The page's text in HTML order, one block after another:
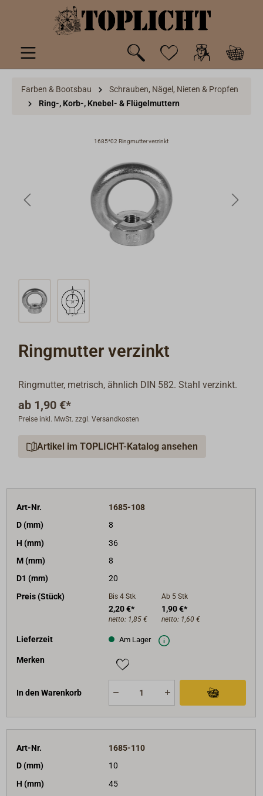
springen
Farben & Bootsbau
Schrauben, Nägel, Nieten & Propfen
Ring-, Korb-, Knebel- & Flügelmuttern
1685*02 Ringmutter verzinkt
Ringmutter verzinkt
Ringmutter, metrisch, ähnlich DIN 582. Stahl verzinkt.
ab 1,90 €*
Preise inkl. MwSt. zzgl. Versandkosten
Artikel im TOPLICHT-Katalog ansehen
Art-Nr.
1685-108
D (mm)
8
H (mm)
36
M (mm)
8
D1 (mm)
20
Preis (Stück)
Bis 4 Stk
2,20 €*
netto: 1,85 €
Ab 5 Stk
1,90 €*
netto: 1,60 €
Lieferzeit Am Lager
Merken
In den Warenkorb
Art-Nr.
1685-110
D (mm)
10
H (mm)
45